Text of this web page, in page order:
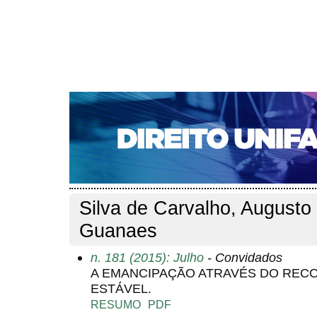
CAPA SOBRE ACESSO CADASTRO
NOTÍCIAS
EDIÇÕES DE Nº 1 A 100 WEBMAIL
Capa>Pesquisa> Perfil do autor
Perfil do autor
Silva de Carvalho, Augusto
Guanaes
n. 181 (2015): Julho - Convidados
A EMANCIPAÇÃO ATRAVÉS DO
ESTÁVEL.
RESUMO PDF